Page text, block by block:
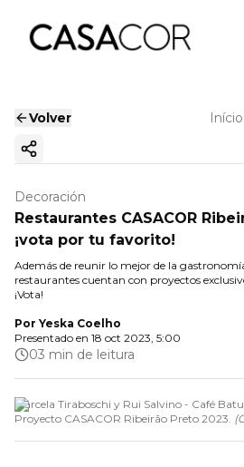
Volver Início
Copiar enlace
Decoración
Restaurantes CASACOR
¡vota por tu favorito!
Además de reunir lo mejor de la
restaurantes cuentan con proyectos
¡Vota!
Por Yeska Coelho
Presentado en 18 oct 2023, 5:00
03 min de leitura
Marcela Tiraboschi y Rui Salvino - Café
Proyecto CASACOR Ribeirão Preto 2023. (